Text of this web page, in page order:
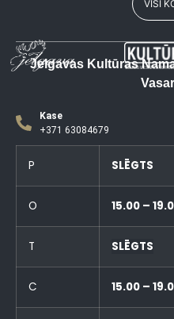
VISI
Jelgavas Kultūras
Kase
+371 63084679
P SLĒGTS
O 15.00 –
T SLĒGTS
C 15.00 –